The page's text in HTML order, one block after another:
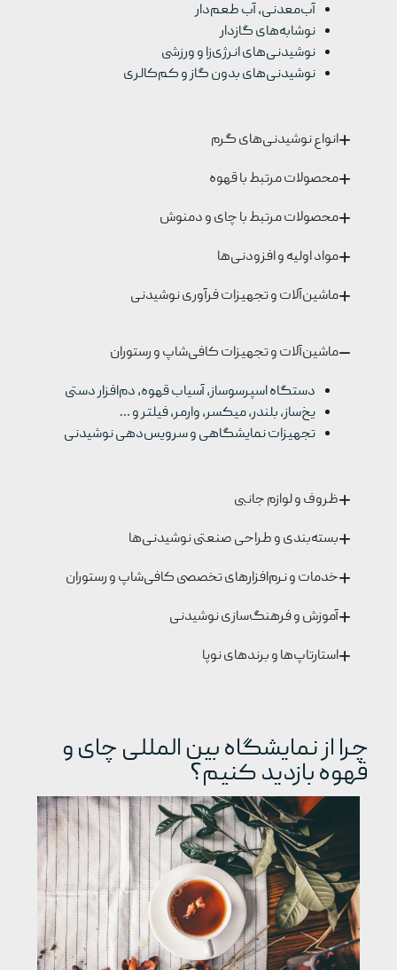
آب‌معدنی، آب طعم‌دار
نوشابه‌های گازدار
نوشیدنی‌های انرژی‌زا و ورزشی
نوشیدنی‌های بدون گاز و کم‌کالری
انواع نوشیدنی‌های گرم
محصولات مرتبط با قهوه
محصولات مرتبط با چای و دمنوش
مواد اولیه و افزودنی‌ها
ماشین‌آلات و تجهیزات فرآوری نوشیدنی
ماشین‌آلات و تجهیزات کافی‌شاپ و رستوران
دستگاه اسپرسوساز، آسیاب قهوه، دم‌افزار دستی
یخ‌ساز، بلندر، میکسر، وارمر، فیلتر و …
تجهیزات نمایشگاهی و سرویس‌دهی نوشیدنی
ظروف و لوازم جانبی
بسته‌بندی و طراحی صنعتی نوشیدنی‌ها
خدمات و نرم‌افزارهای تخصصی کافی‌شاپ و رستوران
آموزش و فرهنگ‌سازی نوشیدنی
استارتاپ‌ها و برندهای نوپا
چرا از نمایشگاه بین المللی چای و
قهوه بازدید کنیم؟